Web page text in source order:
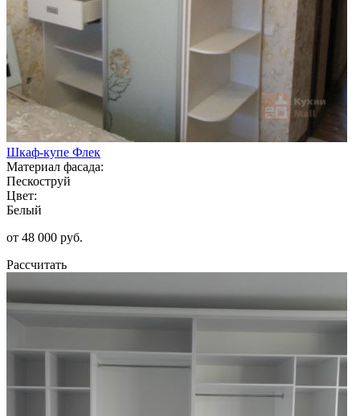
Шкаф-купе Флек
Материал фасада:
Пескоструй
Цвет:
Белый
от 48 000 руб.
Рассчитать